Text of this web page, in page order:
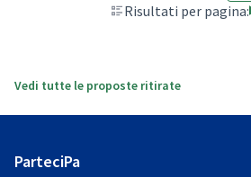
Risultati per pagina:
Vedi tutte le proposte ritirate
ParteciPa